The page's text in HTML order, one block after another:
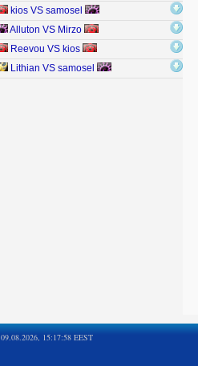
kios VS samosel
Alluton VS Mirzo
Reevou VS kios
Lithian VS samosel
09.08.2026, 15:17:58 EEST